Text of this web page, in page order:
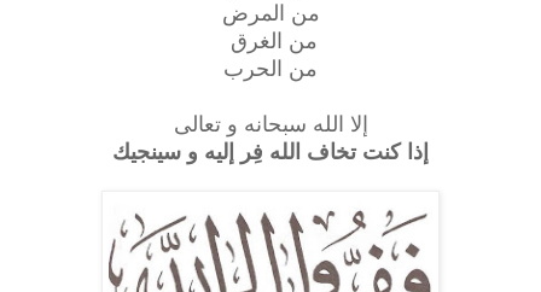
من المرض
من الغرق
من الحرب
إلا الله سبحانه و تعالى
إذا كنت تخاف الله فِر إليه و سينجيك